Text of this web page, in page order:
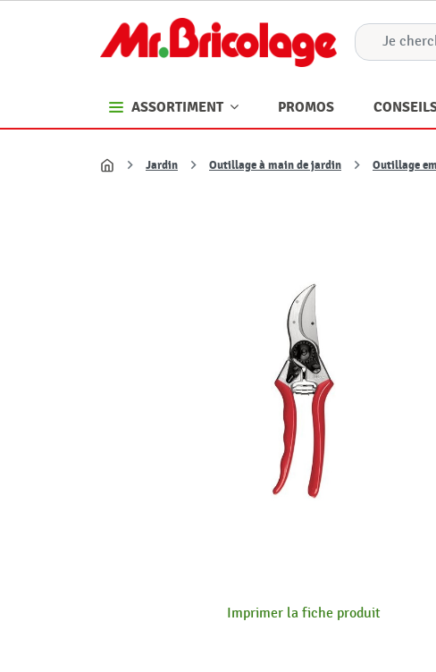
ASSORTIMENT PROMOS
Accueil
Jardin Outillage à main de jardin Outillage
Imprimer la fiche produit